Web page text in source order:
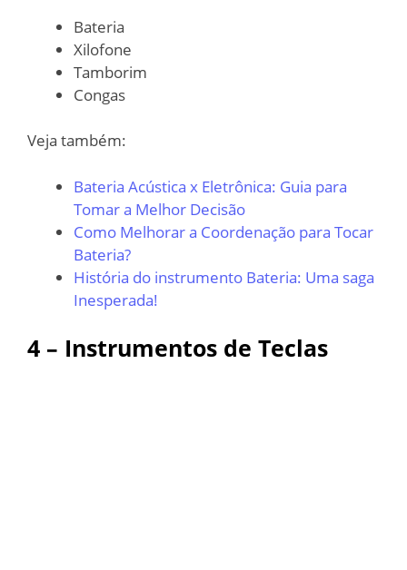
Bateria
Xilofone
Tamborim
Congas
Veja também:
Bateria Acústica x Eletrônica: Guia para
Tomar a Melhor Decisão
Como Melhorar a Coordenação para Tocar
Bateria?
História do instrumento Bateria: Uma saga
Inesperada!
4 – Instrumentos de Teclas